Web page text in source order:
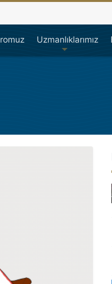
Uzmanlıklarımız